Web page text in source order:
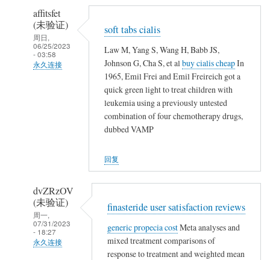
证)
回
复
农
民
affitsfet
(未验证)
周日,
06/25/2023
- 03:58
永久连接
回
复
农
民
工
soft tabs cialis
Law M, Yang S, Wang H, Babb JS,
Johnson G, Cha S, et albuy cialis cheapIn
1965, Emil Frei and Emil Freireich got a
quick green light to treat children with
leukemia using a previously untested
combination of four chemotherapy drugs,
dubbed VAMP
回复
dvZRzOV
(未验证)
周一,
07/31/2023
- 18:27
永久连接
finasteride user satisfaction reviews
generic propecia costMeta analyses and
mixed treatment comparisons of
response to treatment and weighted mean